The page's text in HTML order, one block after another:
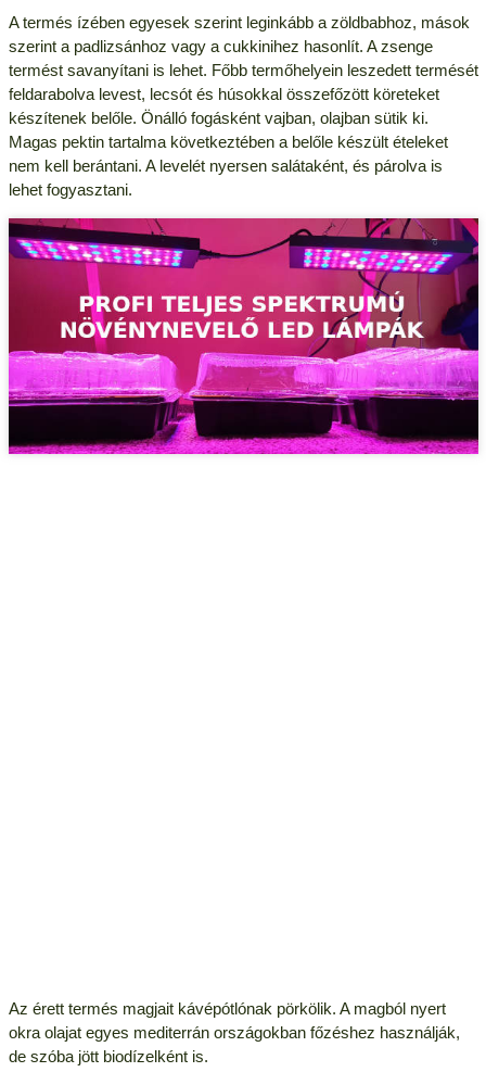
A termés ízében egyesek szerint leginkább a zöldbabhoz, mások
szerint a padlizsánhoz vagy a cukkinihez hasonlít. A zsenge
termést savanyítani is lehet. Főbb termőhelyein leszedett termését
feldarabolva levest, lecsót és húsokkal összefőzött köreteket
készítenek belőle. Önálló fogásként vajban, olajban sütik ki.
Magas pektin tartalma következtében a belőle készült ételeket
nem kell berántani. A levelét nyersen salátaként, és párolva is
lehet fogyasztani.
Az érett termés magjait kávépótlónak pörkölik. A magból nyert
okra olajat egyes mediterrán országokban főzéshez használják,
de szóba jött biodízelként is.